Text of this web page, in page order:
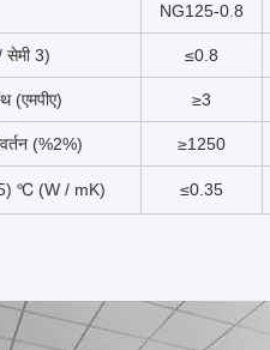
NG125-0.8
सेमी 3) ≤0.8
(एमपीए) ≥3
(%2%) ≥1250
℃ (W / mK) ≤0.35